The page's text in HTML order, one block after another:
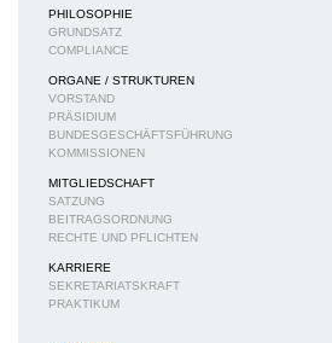
PHILOSOPHIE
GRUNDSATZ
COMPLIANCE
ORGANE / STRUKTUREN
VORSTAND
PRÄSIDIUM
BUNDESGESCHÄFTSFÜHRUNG
KOMMISSIONEN
MITGLIEDSCHAFT
SATZUNG
BEITRAGSORDNUNG
RECHTE UND PFLICHTEN
KARRIERE
SEKRETARIATSKRAFT
PRAKTIKUM